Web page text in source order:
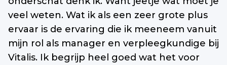
veel weten. Wat ik als een zeer grote plus
ervaar is de ervaring die ik meeneem vanuit
mijn rol als manager en verpleegkundige bij
Vitalis. Ik begrijp heel goed wat het voor